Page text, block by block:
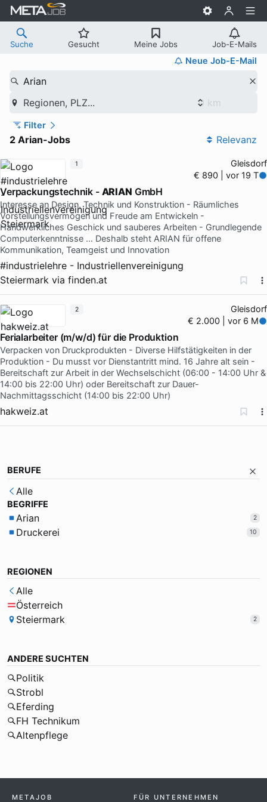
Suche Gesucht Meine Jobs Job-E-Mails
Neue Job-E-Mail
Arian
Regionen, PLZ...
Filter
2 Arian-Jobs Relevanz
Gleisdorf
€ 890 | vor 19 T
Verpackungstechnik - ARIAN GmbH
Interesse an Design, Technik und Konstruktion - Räumliches
Vorstellungsvermögen und Freude am Entwickeln -
Handwerkliches Geschick und sauberes Arbeiten - Grundlegende
Computerkenntnisse … Deshalb steht ARIAN für offene
Kommunikation, Teamgeist und Innovation
#industrielehre - Industriellenvereinigung
Steiermark via finden.at
1
Gleisdorf
€ 2.000 | vor 6 M
Ferialarbeiter (m/w/d) für die Produktion
Verpacken von Druckprodukten - Diverse Hilfstätigkeiten in der
Produktion - Du musst vor Dienstantritt mind. 16 Jahre alt sein -
Bereitschaft zur Arbeit in der Wechselschicht (06:00 - 14:00 Uhr &
14:00 bis 22:00 Uhr) oder Bereitschaft zur Dauer-
Nachmittagsschicht (14:00 bis 22:00 Uhr)
hakweiz.at
2
BERUFE
Alle
BEGRIFFE
Arian 2
Druckerei 10
REGIONEN
Alle
Österreich
Steiermark
2
ANDERE SUCHTEN
Politik
Strobl
Eferding
FH Technikum
Altenpflege
METAJOB FÜR UNTERNEHMEN